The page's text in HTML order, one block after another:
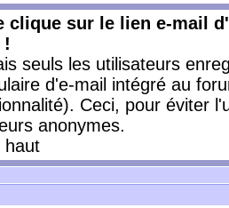
clique sur le lien e-mail
!
seuls les utilisateurs
d'e-mail intégré au
Ceci, pour éviter
anonymes.
haut